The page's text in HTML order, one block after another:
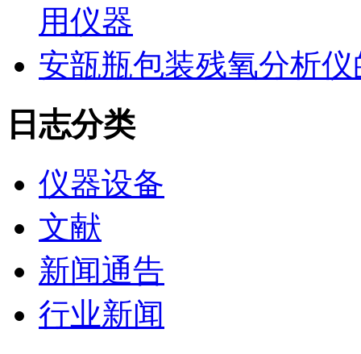
用仪器
安瓿瓶包装残氧分析
日志分类
仪器设备
文献
新闻通告
行业新闻